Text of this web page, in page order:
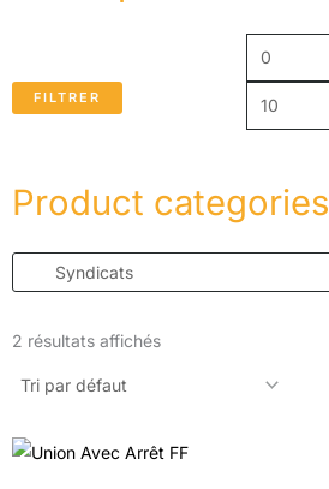
FILTRER
Product categories
2 résultats affichés